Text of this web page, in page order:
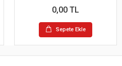
0,00 TL
Sepete Ekle